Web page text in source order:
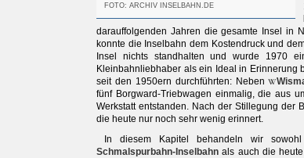
FOTO: ARCHIV INSELBAHN.DE
darauffolgenden Jahren die gesamte Insel in
konnte die Inselbahn dem Kostendruck und
Insel nichts standhalten und wurde 1970
Kleinbahnliebhaber als ein Ideal in Erinnerung
seit den 1950ern durchführten: Neben
fünf Borgward-Triebwagen einmalig, die aus
Werkstatt entstanden. Nach der Stillegung der
die heute nur noch sehr wenig erinnert.
In diesem Kapitel behandeln wir
Schmalspurbahn-Inselbahn als auch die